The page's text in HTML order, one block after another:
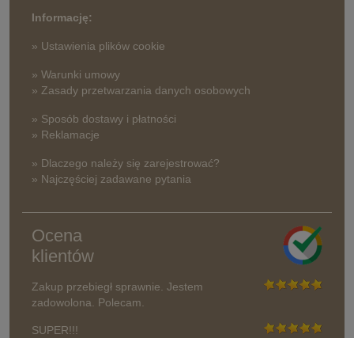
Informację:
» Ustawienia plików cookie
» Warunki umowy
» Zasady przetwarzania danych osobowych
» Sposób dostawy i płatności
» Reklamacje
» Dlaczego należy się zarejestrować?
» Najczęściej zadawane pytania
Ocena
klientów
Zakup przebiegł sprawnie. Jestem
zadowolona. Polecam.
SUPER!!!